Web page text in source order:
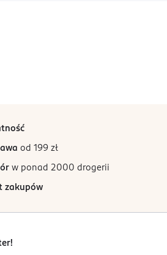
od 199 zł
w ponad 2000 drogerii
zakupów